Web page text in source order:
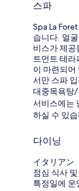
스파
Spa La
습니다. 얼
비스가 제공
트먼트 테라
이 마련되어
서만 스파
대중목욕탕/
서비스에는
하실 수 있
다이닝
イタリアン
점심 식사
특정일에 운